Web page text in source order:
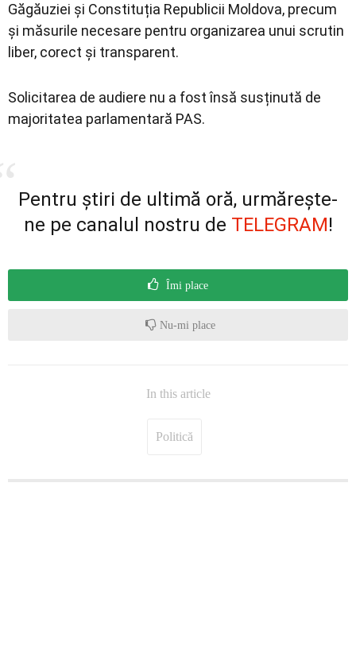
Găgăuziei și Constituția Republicii Moldova, precum
și măsurile necesare pentru organizarea unui scrutin
liber, corect și transparent.
Solicitarea de audiere nu a fost însă susținută de
majoritatea parlamentară PAS.
Pentru știri de ultimă oră, urmărește-
ne pe canalul nostru de TELEGRAM!
Îmi place
Nu-mi place
In this article
Politică